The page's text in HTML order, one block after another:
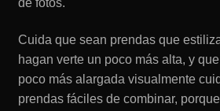
Cuida que sean prendas que
hagan verte un poco más alta, y
poco más alargada visualmente
prendas fáciles de combinar,